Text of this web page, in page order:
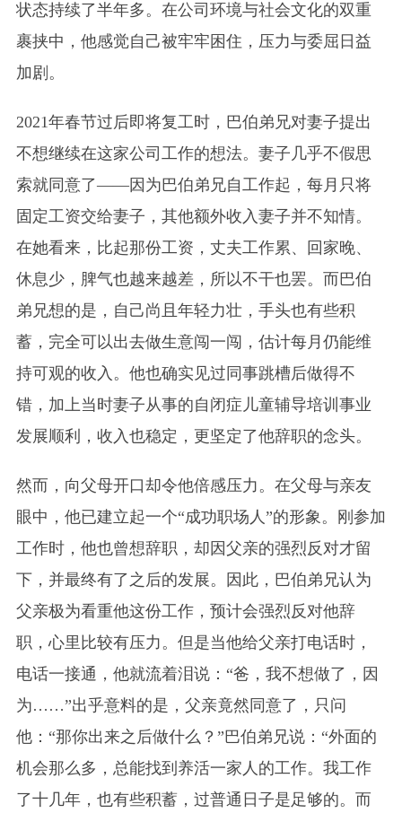
状态持续了半年多。在公司环境与社会文化的双重
裹挟中，他感觉自己被牢牢困住，压力与委屈日益
加剧。
2021年春节过后即将复工时，巴伯弟兄对妻子提出
不想继续在这家公司工作的想法。妻子几乎不假思
索就同意了——因为巴伯弟兄自工作起，每月只将
固定工资交给妻子，其他额外收入妻子并不知情。
在她看来，比起那份工资，丈夫工作累、回家晚、
休息少，脾气也越来越差，所以不干也罢。而巴伯
弟兄想的是，自己尚且年轻力壮，手头也有些积
蓄，完全可以出去做生意闯一闯，估计每月仍能维
持可观的收入。他也确实见过同事跳槽后做得不
错，加上当时妻子从事的自闭症儿童辅导培训事业
发展顺利，收入也稳定，更坚定了他辞职的念头。
然而，向父母开口却令他倍感压力。在父母与亲友
眼中，他已建立起一个“成功职场人”的形象。刚参加
工作时，他也曾想辞职，却因父亲的强烈反对才留
下，并最终有了之后的发展。因此，巴伯弟兄认为
父亲极为看重他这份工作，预计会强烈反对他辞
职，心里比较有压力。但是当他给父亲打电话时，
电话一接通，他就流着泪说：“爸，我不想做了，因
为……”出乎意料的是，父亲竟然同意了，只问
他：“那你出来之后做什么？”巴伯弟兄说：“外面的
机会那么多，总能找到养活一家人的工作。我工作
了十几年，也有些积蓄，过普通日子是足够的。而